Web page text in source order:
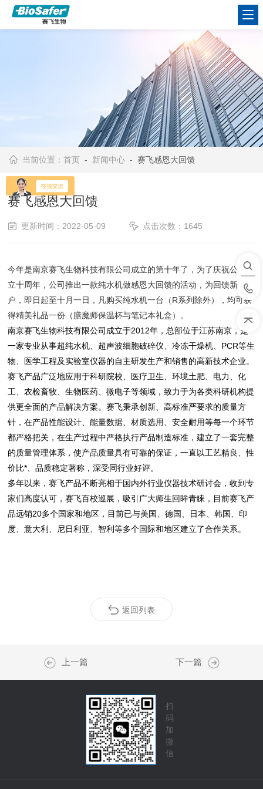
当前位置：首页 - 新闻中心 - 赛飞感恩大回馈
赛飞感恩大回馈
更新时间：2022-05-09 点击次数：1645
今年是南京赛飞生物科技有限公司成立的第十年了，为了庆祝公司成
立十周年，公司推出一款纯水机做感恩大回馈的活动，为回馈新老客
户，即日起至十月一日，凡购买纯水机一台（R系列除外），均可获
得精美礼品一份（膳魔师保温杯与笔记本礼盒）。
南京赛飞生物科技有限公司成立于2012年，总部位于江苏南京，是
一家专业从事超纯水机、超声波细胞破碎仪、冷冻干燥机、PCR等生
物、医学工程及实验室仪器的自主研发生产和销售的高新技术企业。
赛飞产品广泛地应用于科研院校、医疗卫生、环境土肥、电力、化
工、农检畜牧、生物医药、微电子等领域，致力于为各类科研机构提
供更全面的产品解决方案。赛飞秉承创新、高标准严要求的质量方
针，在产品性能设计、能量数据、材质选用、安全耐用等每一个环节
都严格把关，在生产过程中严格执行产品制造标准，建立了一套完整
的质量管理体系，使产品质量具有可靠的保证，一直以工艺精良、性
价比*、品质稳定著称，深受同行业好评。
多年以来，赛飞产品不断亮相于国内外行业仪器技术研讨会，收到专
家们高度认可，赛飞百校巡展，吸引广大师生回眸青睐，目前赛飞产
品远销20多个国家和地区，目前已与美国、德国、日本、韩国、印
度、意大利、尼日利亚、智利等多个国际和地区建立了合作关系。
返回列表
上一篇 下一篇
扫
码
加
微
信